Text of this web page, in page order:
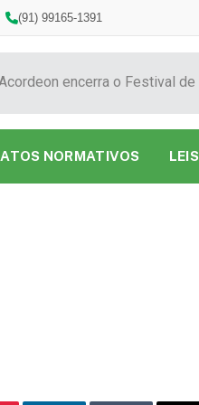
(91) 99165-1391
ATOS NORMATIVOS LEIS